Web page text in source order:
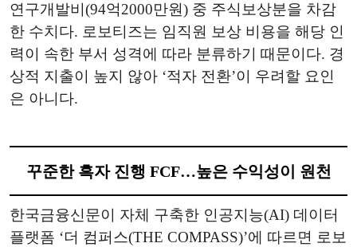
연구개발비(94억2000만원) 중 주식보상분을 차감
한 수치다. 로보티즈는 임직원 보상 비용을 해당 인
력이 속한 부서 성격에 따라 분류하기 때문이다. 경
상적 지출이 높지 않아 ‘적자 전환’이 우려할 요인
은 아니다.
꾸준한 흑자 진행 FCF…높은 수익성이 원천
한국금융신문이 자체 구축한 인공지능(AI) 데이터
플랫폼 ‘더 컴퍼스(THE COMPASS)’에 따르면 로보